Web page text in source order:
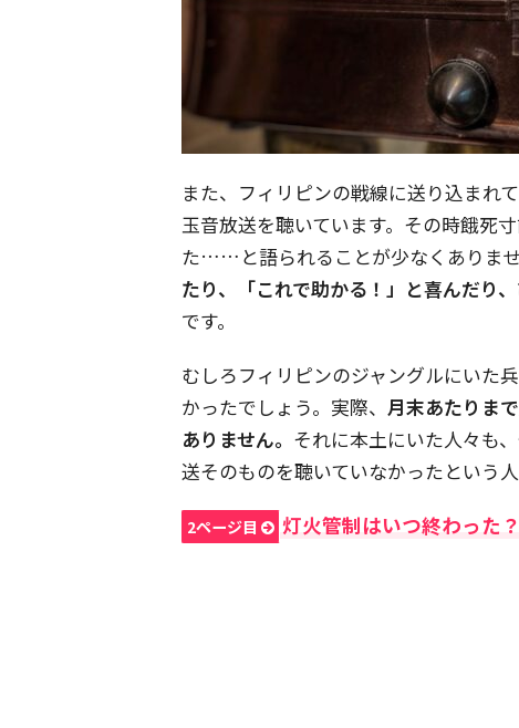
また、フィリピンの戦線に送り込まれ
玉音放送を聴いています。その時餓死
た……と語られることが少なくありま
たり、「これで助かる！」と喜んだり
です。
むしろフィリピンのジャングルにいた
かったでしょう。実際、 月末あたりま
ありません。 それに本土にいた人々も
送そのものを聴いていなかったという人
2ページ目 灯火管制はいつ終わった？